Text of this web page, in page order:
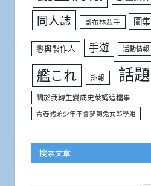
同人誌 哥布林殺手 圖集
戀與製作人 手遊 活動情報
艦これ 訃報 話題
關於我轉生變成史萊姆這檔事
青春豬頭少年不會夢到兔女郎學姐
搜索文章